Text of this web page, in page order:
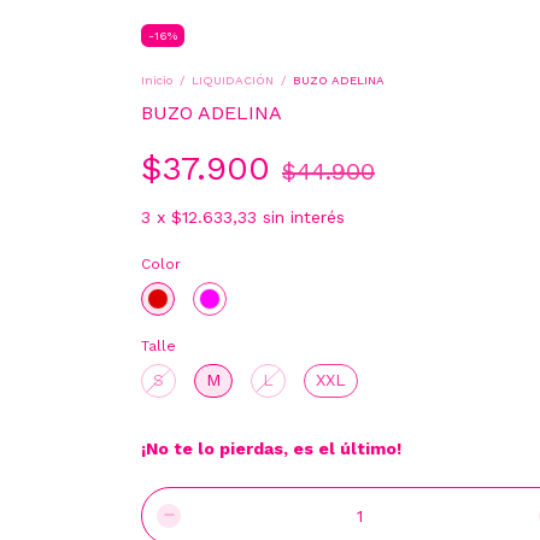
-16%
Inicio / LIQUIDACIÓN / BUZO ADELINA
BUZO ADELINA
$37.900 $44.900
3 x $12.633,33 sin interés
Color
Talle
S M L XXL
¡No te lo pierdas, es el último!